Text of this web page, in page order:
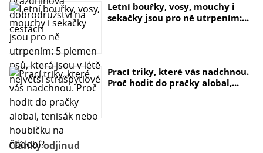
Letní bouřky, vosy, mouchy i
sekačky jsou pro ně utrpením:...
Prací triky, které vás nadchnou.
Proč hodit do pračky alobal,...
Články odjinud